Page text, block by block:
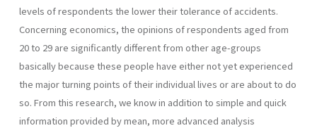
levels of respondents the lower their tolerance of accidents.
Concerning economics, the opinions of respondents aged from
20 to 29 are significantly different from other age-groups
basically because these people have either not yet experienced
the major turning points of their individual lives or are about to do
so. From this research, we know in addition to simple and quick
information provided by mean, more advanced analysis